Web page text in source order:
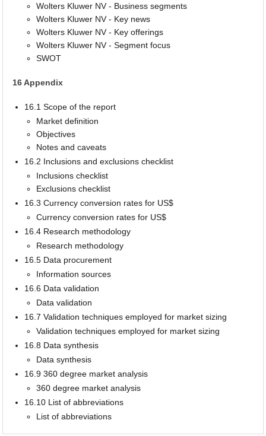
Wolters Kluwer NV - Business segments
Wolters Kluwer NV - Key news
Wolters Kluwer NV - Key offerings
Wolters Kluwer NV - Segment focus
SWOT
16 Appendix
16.1 Scope of the report
Market definition
Objectives
Notes and caveats
16.2 Inclusions and exclusions checklist
Inclusions checklist
Exclusions checklist
16.3 Currency conversion rates for US$
Currency conversion rates for US$
16.4 Research methodology
Research methodology
16.5 Data procurement
Information sources
16.6 Data validation
Data validation
16.7 Validation techniques employed for market sizing
Validation techniques employed for market sizing
16.8 Data synthesis
Data synthesis
16.9 360 degree market analysis
360 degree market analysis
16.10 List of abbreviations
List of abbreviations